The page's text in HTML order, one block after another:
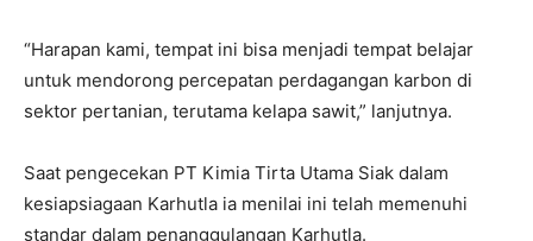
“Harapan kami, tempat ini bisa menjadi tempat belajar
untuk mendorong percepatan perdagangan karbon di
sektor pertanian, terutama kelapa sawit,” lanjutnya.
Saat pengecekan PT Kimia Tirta Utama Siak dalam
kesiapsiagaan Karhutla ia menilai ini telah memenuhi
standar dalam penanggulangan Karhutla.